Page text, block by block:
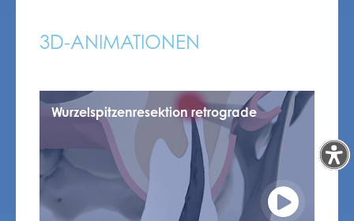
3D-ANIMATIONEN
Wurzelspitzenresektion retrograde